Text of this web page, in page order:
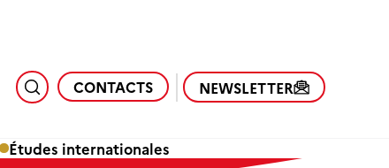
CONTACTS NEWSLETTER
Études internationales